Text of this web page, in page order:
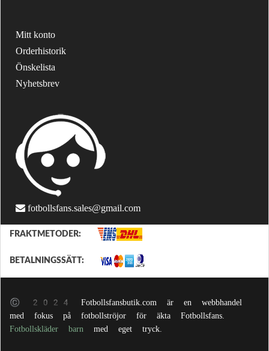
Mitt konto
Orderhistorik
Önskelista
Nyhetsbrev
fotbollsfans.sales@gmail.com
FRAKTMETODER:
BETALNINGSSÄTT:
© 2024 Fotbollsfansbutik.com är en webbhandel
med fokus på fotbollströjor för äkta Fotbollsfans.
Fotbollskläder barn med eget tryck.